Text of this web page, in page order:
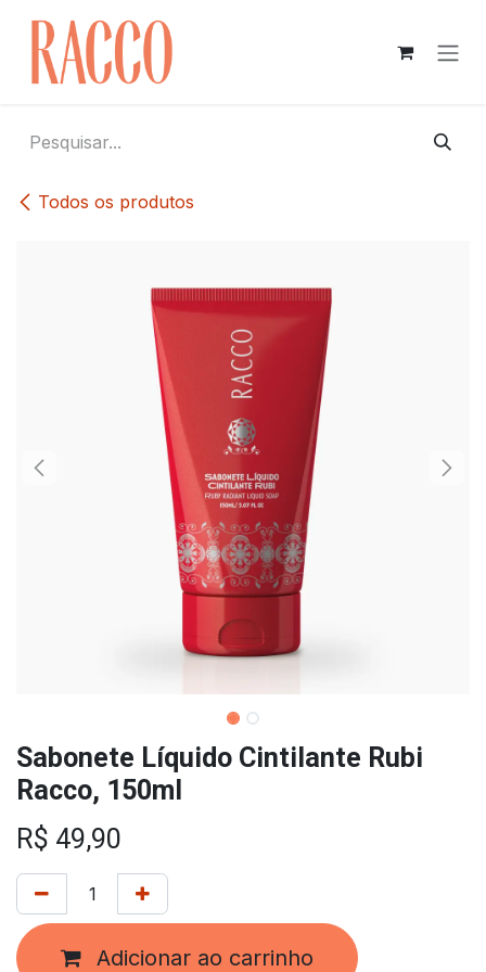
Todos os produtos
Sabonete Líquido Cintilante Rubi
Racco, 150ml
R$ 49,90
Adicionar ao carrinho